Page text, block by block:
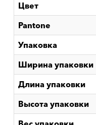
Цвет
Pantone
Упаковка
Ширина упаковки
Длина упаковки
Высота упаковки